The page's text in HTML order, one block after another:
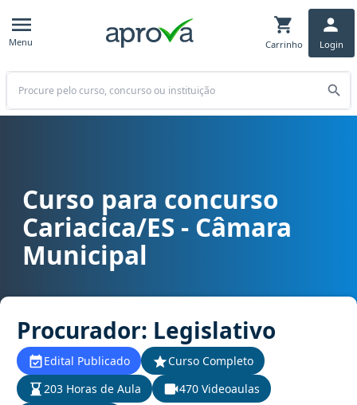
Menu Carrinho Login
Buscar
Curso para concurso Cariacica/ES - Câmara Municipal cargo
Curso para concurso
Cariacica/ES - Câmara
Municipal
Procurador: Legislativo
Edital Publicado
Curso Completo
203 Horas de Aula
470 Videoaulas